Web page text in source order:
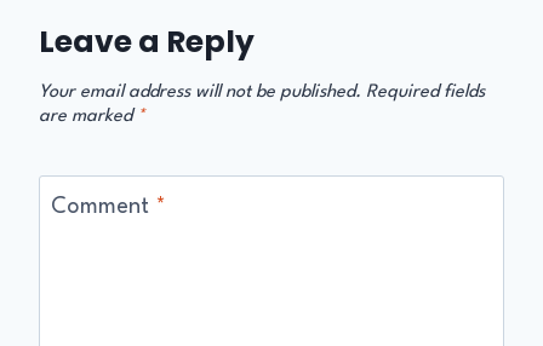
Leave a Reply
Your email address will not be published. Required fields
are marked *
Comment *